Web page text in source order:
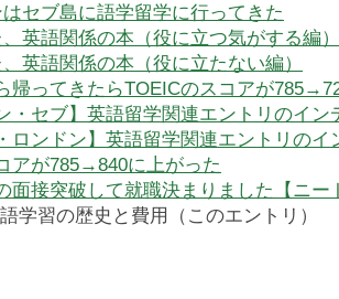
セブ島に語学留学に行ってきた
英語関係の本（役に立つ気がする編）
英語関係の本（役に立たない編）
帰ってきたらTOEICのスコアが
・セブ】英語留学関連エントリのイン
ロンドン】英語留学関連エントリのイ
アが785→840に上がった
面接突破して就職決まりました【ニー
学習の歴史と費用（このエントリ）